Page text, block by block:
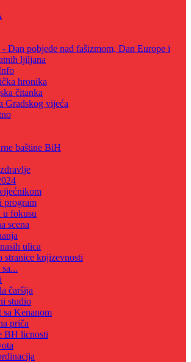
- Dan pobjede nad fašizmom, Dan Europe i
ljiljana
hronika
čitanka
Gradskog vijeća
baštine BiH
program
fokusu
scena
ulica
stranice knjizevnosti
čaršija
studio
sa Kenanom
priča
BH licnosti